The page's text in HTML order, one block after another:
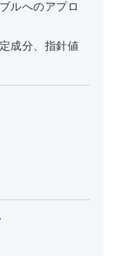
ルへのアプロ
成分、指針値